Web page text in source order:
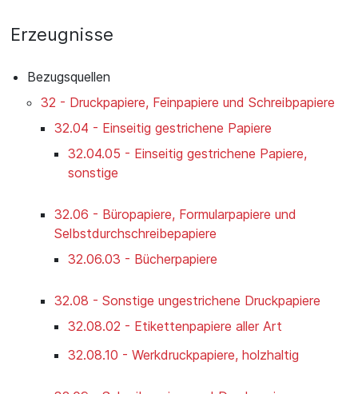
Erzeugnisse
Bezugsquellen
32 - Druckpapiere, Feinpapiere und Schreibpapiere
32.04 - Einseitig gestrichene Papiere
32.04.05 - Einseitig gestrichene Papiere,
sonstige
32.06 - Büropapiere, Formularpapiere und
Selbstdurchschreibepapiere
32.06.03 - Bücherpapiere
32.08 - Sonstige ungestrichene Druckpapiere
32.08.02 - Etikettenpapiere aller Art
32.08.10 - Werkdruckpapiere, holzhaltig